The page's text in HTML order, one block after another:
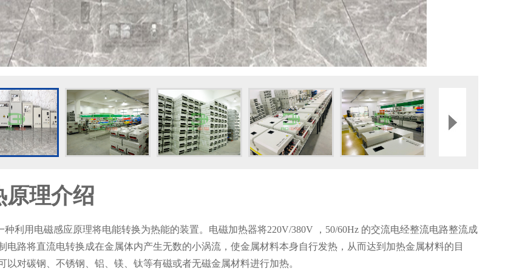
原理介绍
种利用电磁感应原理将电能转换为热能的装置。电磁加热器将220V/380V ，50/60Hz 的交流电经整流电路整流成
电路将直流电转换成在金属体内产生无数的小涡流，使金属材料本身自行发热，从而达到加热金属材料的目
以对碳钢、不锈钢、铝、镁、钛等有磁或者无磁金属材料进行加热。